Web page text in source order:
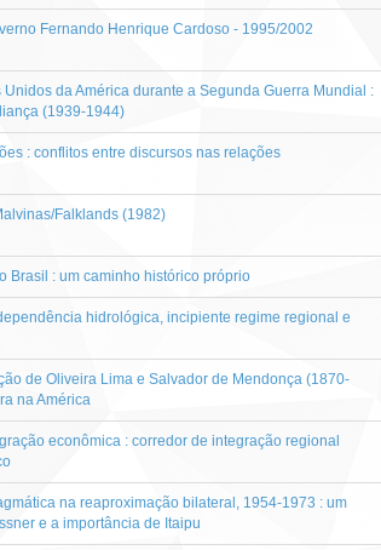
Fernando Henrique Cardoso - 1995/2002
da América durante a Segunda Guerra Mundial :
(1939-1944)
: conflitos entre discursos nas relações
Falklands (1982)
Brasil : um caminho histórico próprio
hidrológica, incipiente regime regional e
de Oliveira Lima e Salvador de Mendonça (1870-
na América
econômica : corredor de integração regional
na reaproximação bilateral, 1954-1973 : um
e a importância de Itaipu